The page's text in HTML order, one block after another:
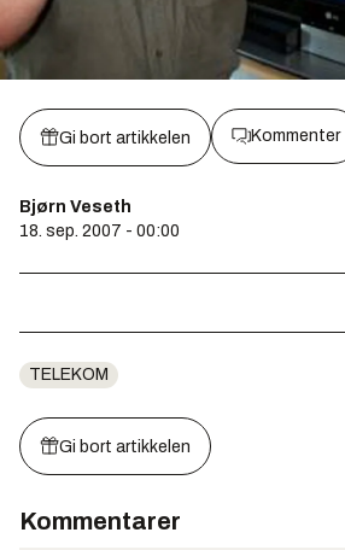
Gi bort artikkelen Kommenter
Bjørn Veseth
18. sep. 2007 - 00:00
TELEKOM
Gi bort artikkelen
Kommentarer